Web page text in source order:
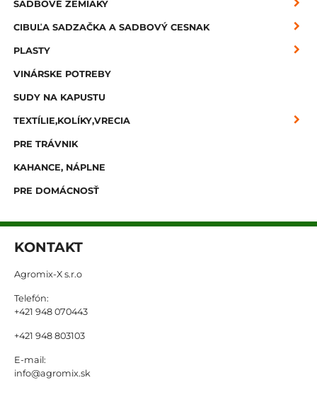
SADBOVÉ ZEMIAKY
CIBUĽA SADZAČKA A SADBOVÝ CESNAK
PLASTY
VINÁRSKE POTREBY
SUDY NA KAPUSTU
TEXTÍLIE,KOLÍKY,VRECIA
PRE TRÁVNIK
KAHANCE, NÁPLNE
PRE DOMÁCNOSŤ
KONTAKT
Agromix-X s.r.o
Telefón:
+421 948 070443
+421 948 803103
E-mail:
info@agromix.sk